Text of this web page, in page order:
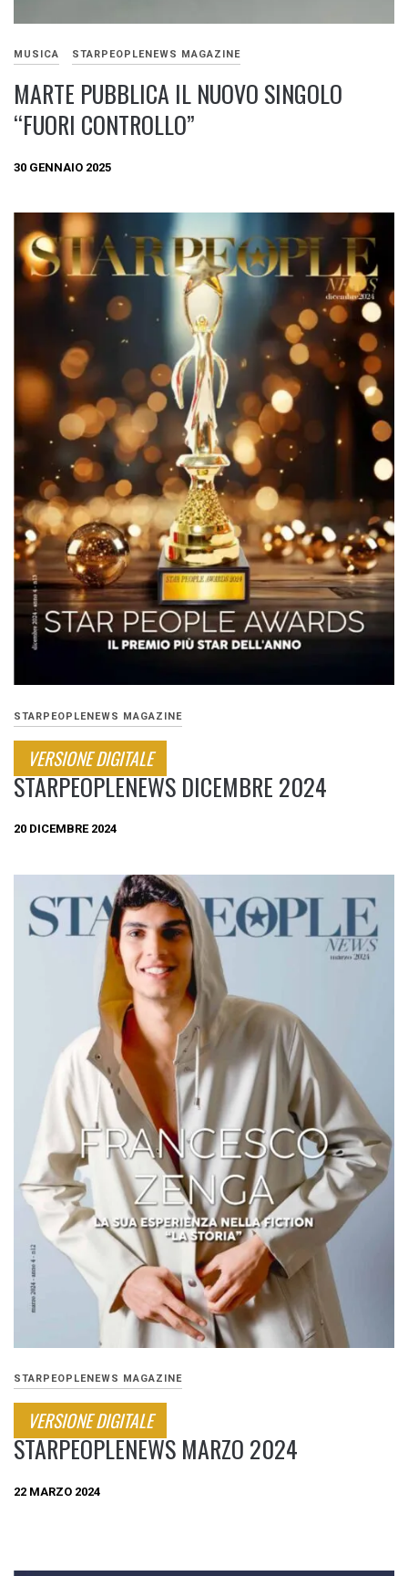
MUSICA STARPEOPLENEWS MAGAZINE
MARTE PUBBLICA IL NUOVO SINGOLO
“FUORI CONTROLLO”
30 GENNAIO 2025
STARPEOPLENEWS MAGAZINE
VERSIONE DIGITALE
STARPEOPLENEWS DICEMBRE 2024
20 DICEMBRE 2024
STARPEOPLENEWS MAGAZINE
VERSIONE DIGITALE
STARPEOPLENEWS MARZO 2024
22 MARZO 2024